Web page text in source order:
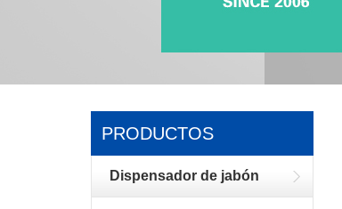
PRODUCTOS
Dispensador de jabón